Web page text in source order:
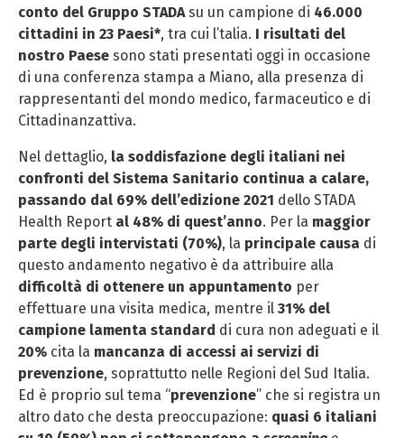
conto del Gruppo STADAsu un campione di 46.000
cittadini in 23 Paesi*, tra cui l’talia. I risultati del
nostro Paese sono stati presentati oggi in occasione
di una conferenza stampa a Miano, alla presenza di
rappresentanti del mondo medico, farmaceutico e di
Cittadinanzattiva.
Nel dettaglio, la soddisfazione degli italiani nei
confronti del Sistema Sanitario continua a calare,
passando dal 69% dell’edizione 2021 dello STADA
Health Report al 48% di quest’anno. Per la maggior
parte degli intervistati (70%), la principale causa di
questo andamento negativo è da attribuire alla
difficoltà di ottenere un appuntamento per
effettuare una visita medica, mentre il 31% del
campione lamenta standard di cura non adeguati e il
20% cita la mancanza di accessi ai servizi di
prevenzione, soprattutto nelle Regioni del Sud Italia.
Ed è proprio sul tema “prevenzione” che si registra un
altro dato che desta preoccupazione: quasi 6 italiani